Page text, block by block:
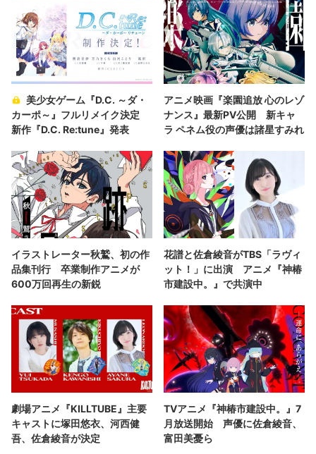
美少女ゲーム『D.C. ～ダ・
カーポ～』フルリメイク決定
新作『D.C. Re:tune』発表
アニメ映画『楽園追放 心のレゾ
ナンス』最新PV公開 新キャ
ラ ペネム役の声優は諸星すみれ
イラストレーター秋鷲、初の作
品集刊行 卒業制作アニメが
600万回再生の新鋭
花譜と佐倉綾音がTBS「ラヴィ
ット！」に出演 アニメ『神椿
市建設中。』で共演中
劇場アニメ『KILLTUBE』主要
キャストに塚田悠衣、河西健
吾、佐倉綾音が決定
TVアニメ『神椿市建設中。』7
月放送開始 声優に佐倉綾音、
富田美憂ら